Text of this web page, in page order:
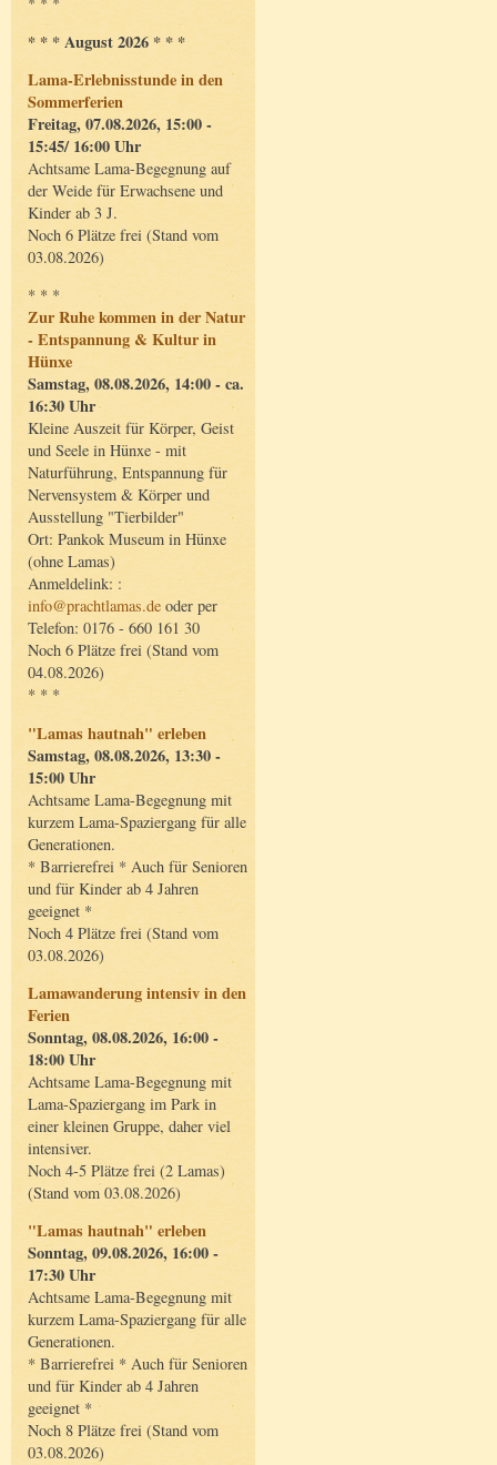
* * * August 2026 * * *
Lama-Erlebnisstunde in den
Sommerferien
Freitag, 07.08.2026, 15:00 -
15:45/ 16:00 Uhr
Achtsame Lama-Begegnung auf
der Weide für Erwachsene und
Kinder ab 3 J.
Noch 6 Plätze frei (Stand vom
03.08.2026)
* * *
Zur Ruhe kommen in der Natur
- Entspannung & Kultur in
Hünxe
Samstag, 08.08.2026, 14:00 - ca.
16:30 Uhr
Kleine Auszeit für Körper, Geist
und Seele in Hünxe - mit
Naturführung, Entspannung für
Nervensystem & Körper und
Ausstellung "Tierbilder"
Ort: Pankok Museum in Hünxe
(ohne Lamas)
Anmeldelink: :
info@prachtlamas.de oder per
Telefon: 0176 - 660 161 30
Noch 6 Plätze frei (Stand vom
04.08.2026)
* * *
"Lamas hautnah" erleben
Samstag, 08.08.2026, 13:30 -
15:00 Uhr
Achtsame Lama-Begegnung mit
kurzem Lama-Spaziergang für alle
Generationen.
* Barrierefrei * Auch für Senioren
und für Kinder ab 4 Jahren
geeignet *
Noch 4 Plätze frei (Stand vom
03.08.2026)
Lamawanderung intensiv in den
Ferien
Sonntag, 08.08.2026, 16:00 -
18:00 Uhr
Achtsame Lama-Begegnung mit
Lama-Spaziergang im Park in
einer kleinen Gruppe, daher viel
intensiver.
Noch 4-5 Plätze frei (2 Lamas)
(Stand vom 03.08.2026)
"Lamas hautnah" erleben
Sonntag, 09.08.2026, 16:00 -
17:30 Uhr
Achtsame Lama-Begegnung mit
kurzem Lama-Spaziergang für alle
Generationen.
* Barrierefrei * Auch für Senioren
und für Kinder ab 4 Jahren
geeignet *
Noch 8 Plätze frei (Stand vom
03.08.2026)